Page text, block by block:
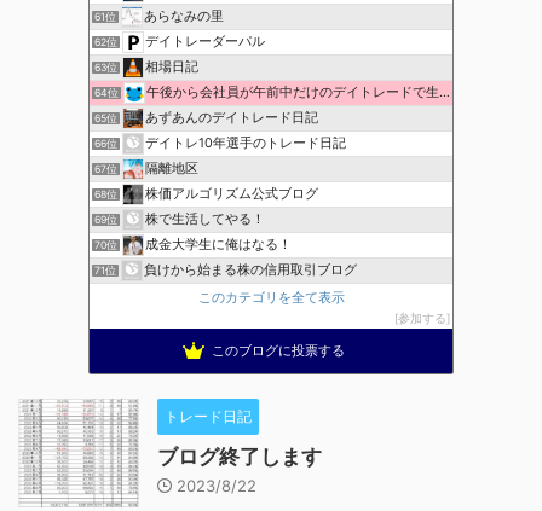
61位 あらなみの里
62位 デイトレーダーパル
63位 相場日記
64位 午後から会社員が午前中だけのデイトレードで生活費を稼ぐ！
65位 あずあんのデイトレード日記
66位 デイトレ10年選手のトレード日記
67位 隔離地区
68位 株価アルゴリズム公式ブログ
69位 株で生活してやる！
70位 成金大学生に俺はなる！
71位
負けから始まる株の信用取引ブログ
このカテゴリを全て表示
参加する
このブログに投票する
トレード日記
ブログ終了します
2023/8/22